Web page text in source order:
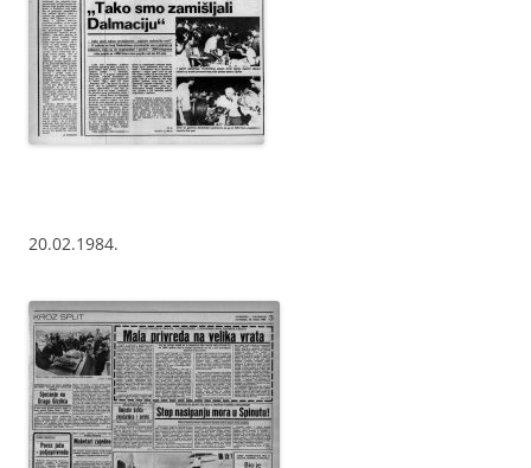
20.02.1984.